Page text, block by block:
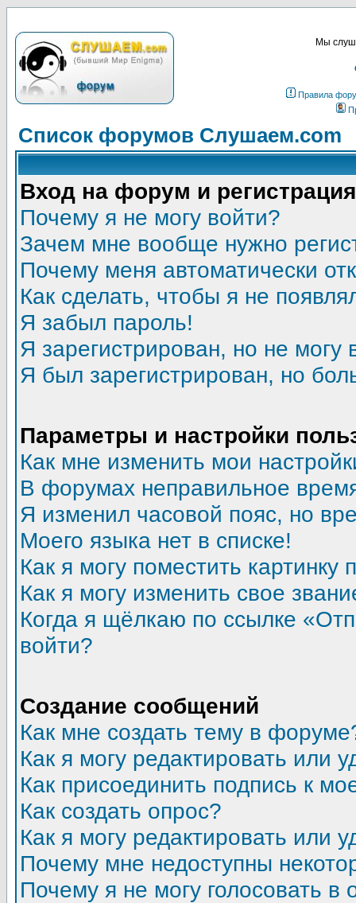
Мы
Правила
Список форумов Слушаем.com
Вход на форум и регистрация
Почему я не могу войти?
Зачем мне вообще нужно
Почему меня автоматически
Как сделать, чтобы я не
Я забыл пароль!
Я зарегистрирован, но не могу
Я был зарегистрирован, но
Параметры и настройки
Как мне изменить мои
В форумах неправильное
Я изменил часовой пояс, но
Моего языка нет в списке!
Как я могу поместить
Как я могу изменить свое
Когда я щёлкаю по ссылке
войти?
Создание сообщений
Как мне создать тему в
Как я могу редактировать или
Как присоединить подпись к
Как создать опрос?
Как я могу редактировать или
Почему мне недоступны
Почему я не могу голосовать в